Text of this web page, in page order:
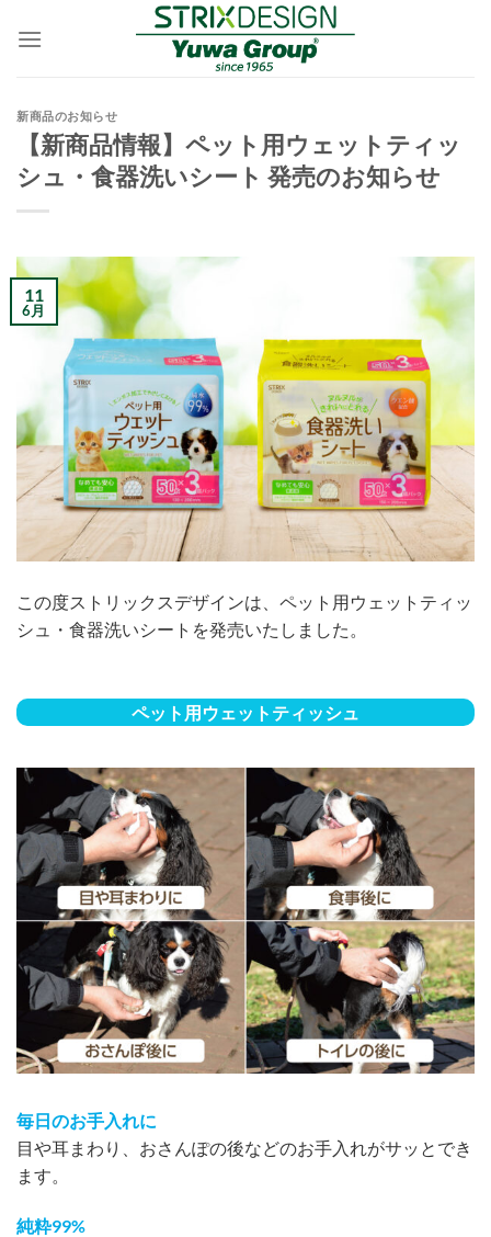
新商品のお知らせ
【新商品情報】ペット用ウェットティッ
シュ・食器洗いシート 発売のお知らせ
11
6月
この度ストリックスデザインは、ペット用ウェットティッ
シュ・食器洗いシートを発売いたしました。
ペット用ウェットティッシュ
毎日のお手入れに
目や耳まわり、おさんぽの後などのお手入れがサッとでき
ます。
純粋99%